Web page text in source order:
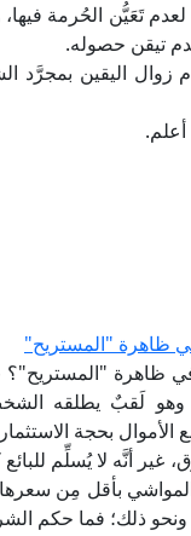
لعدم تَعَيُّن الحُرمة
تيقن حصوله.
زوال اليقين بمجرَّد
أعلم.
ظاهرة "المستريح"
ظاهرة "المستريح"؟
وهو لَقبٌ يطلقه
الأموال بحجة
أنَّه لا يُسلِّم
المواشي بأقل مِن
ونحو ذلك؛ فما حكم